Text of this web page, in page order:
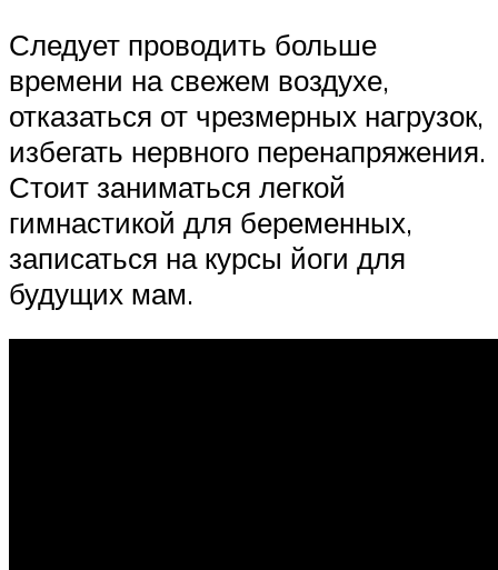
Следует проводить больше
времени на свежем воздухе,
отказаться от чрезмерных нагрузок,
избегать нервного перенапряжения.
Стоит заниматься легкой
гимнастикой для беременных,
записаться на курсы йоги для
будущих мам.